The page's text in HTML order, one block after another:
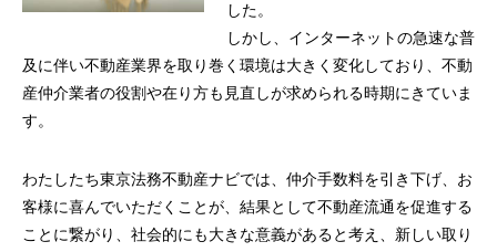
した。
しかし、インターネットの急速な普
及に伴い不動産業界を取り巻く環境は大きく変化しており、不動
産仲介業者の役割や在り方も見直しが求められる時期にきていま
す。
わたしたち東京法務不動産ナビでは、仲介手数料を引き下げ、お
客様に喜んでいただくことが、結果として不動産流通を促進する
ことに繋がり、社会的にも大きな意義があると考え、新しい取り